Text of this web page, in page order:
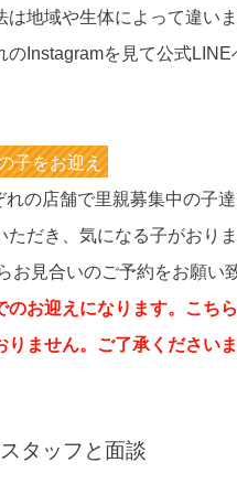
は地域や生体によって違い
のInstagramを見て公式LINE
子をお迎え
れの店舗で里親募集中の子
ただき、気になる子がおり
お見合いのご予約をお願い
お迎えになります。こち
りません。ご了承くださいま
スタッフと面談